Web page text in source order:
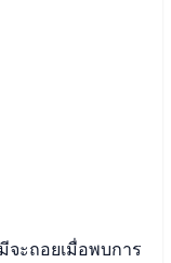
ะถอยเมื่อพบการ